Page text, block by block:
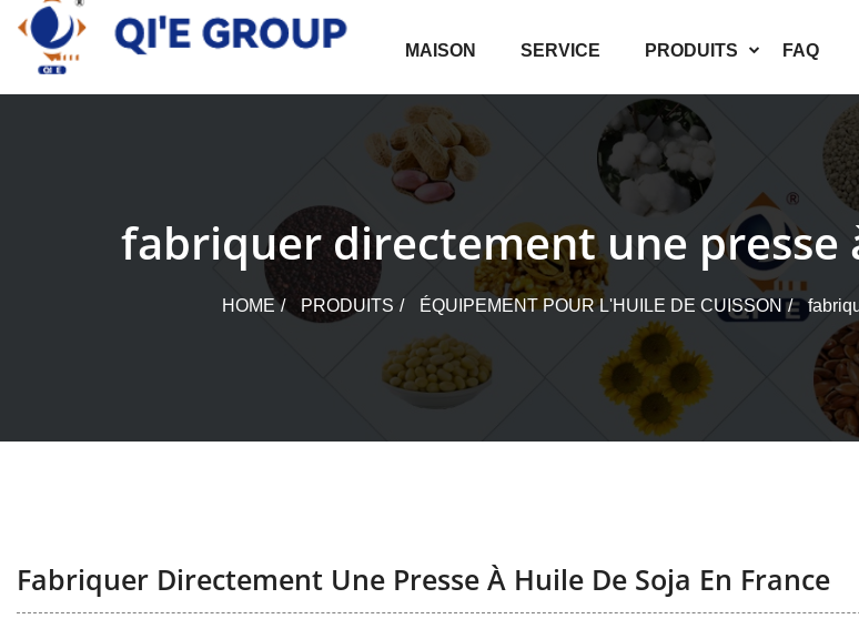
Skip
content
MAISON SERVICE PRODUITS FAQ
fabriquer directement une presse
HOME PRODUITS ÉQUIPEMENT POUR L'HUILE DE CUISSON
Fabriquer Directement Une Presse À Huile De Soja En France